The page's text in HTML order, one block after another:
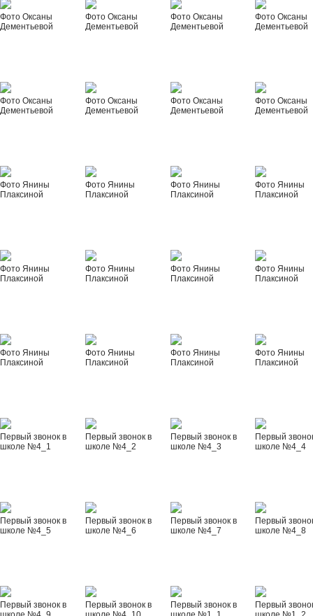
Фото Оксаны
Дементьевой
Фото Оксаны
Дементьевой
Фото Оксаны
Дементьевой
Фото Оксаны
Дементьевой
Фото Оксаны
Дементьевой
Фото Оксаны
Дементьевой
Фото Оксаны
Дементьевой
Фото Оксаны
Дементьевой
Фото Янины
Плаксиной
Фото Янины
Плаксиной
Фото Янины
Плаксиной
Фото Янины
Плаксиной
Фото Янины
Плаксиной
Фото Янины
Плаксиной
Фото Янины
Плаксиной
Фото Янины
Плаксиной
Фото Янины
Плаксиной
Фото Янины
Плаксиной
Фото Янины
Плаксиной
Фото Янины
Плаксиной
Первый звонок в
школе №4_1
Первый звонок в
школе №4_2
Первый звонок в
школе №4_3
Первый
школе №4_4
Первый звонок в
школе №4_5
Первый звонок в
школе №4_6
Первый звонок в
школе №4_7
Первый
школе №4_8
Первый звонок в
Первый звонок в
Первый звонок в
Первый